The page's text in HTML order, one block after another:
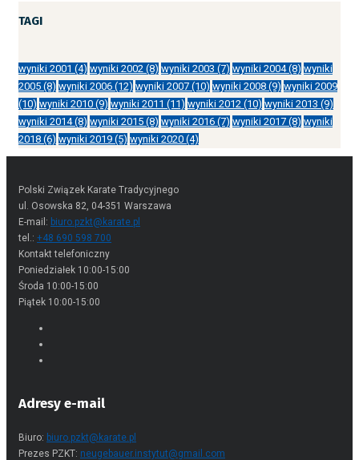
TAGI
wyniki 2001 (4) wyniki 2002 (8) wyniki 2003 (7) wyniki 2004(8) wyniki
2005 (8) wyniki 2006 (12) wyniki 2007 (10) wyniki 2008 (9) wyniki 2009
(10) wyniki 2010 (9) wyniki 2011 (11) wyniki 2012 (10) wyniki 2013 (9)
wyniki 2014(8) wyniki 2015 (8) wyniki 2016 (7) wyniki 2017 (8) wyniki
2018 (6) wyniki 2019 (5) wyniki 2020 (4)
Polski Związek Karate Tradycyjnego
ul. Osowska 82, 04-351 Warszawa
E-mail: biuro.pzkt@karate.pl
tel.: +48 690 598 700
Kontakt telefoniczny
Poniedziałek 10:00-15:00
Środa 10:00-15:00
Piątek 10:00-15:00
Adresy e-mail
Biuro: biuro.pzkt@karate.pl
Prezes PZKT: neugebauer.instytut@gmail.com